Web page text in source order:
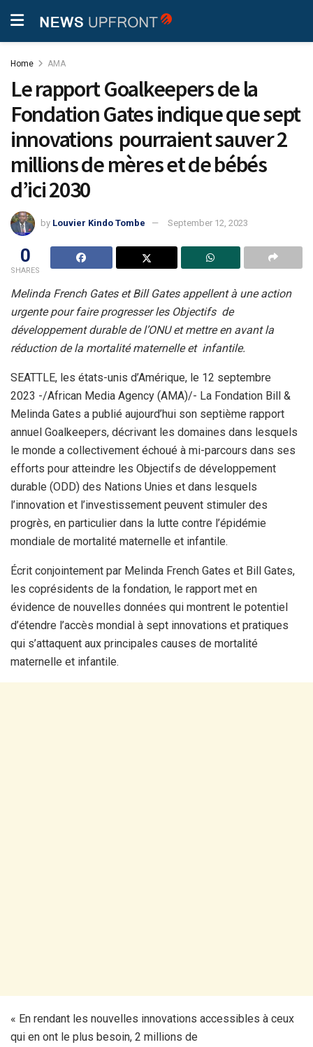
Home AMA
Le rapport Goalkeepers de la
Fondation Gates indique que sept
innovations pourraient sauver 2
millions de mères et de bébés
d’ici 2030
by Louvier Kindo Tombe September 12, 2023
0
SHARES
Melinda French Gates et Bill Gates appellent à une action
urgente pour faire progresser les Objectifs de
développement durable de l’ONU et mettre en avant la
réduction de la mortalité maternelle et infantile.
SEATTLE, les états-unis d’Amérique, le 12 septembre
2023 -/African Media Agency (AMA)/- La Fondation Bill &
Melinda Gates a publié aujourd’hui son septième rapport
annuel Goalkeepers, décrivant les domaines dans lesquels
le monde a collectivement échoué à mi-parcours dans ses
efforts pour atteindre les Objectifs de développement
durable (ODD) des Nations Unies et dans lesquels
l’innovation et l’investissement peuvent stimuler des
progrès, en particulier dans la lutte contre l’épidémie
mondiale de mortalité maternelle et infantile.
Écrit conjointement par Melinda French Gates et Bill Gates,
les coprésidents de la fondation, le rapport met en
évidence de nouvelles données qui montrent le potentiel
d’étendre l’accès mondial à sept innovations et pratiques
qui s’attaquent aux principales causes de mortalité
maternelle et infantile.
« En rendant les nouvelles innovations accessibles à ceux
qui en ont le plus besoin, 2 millions de